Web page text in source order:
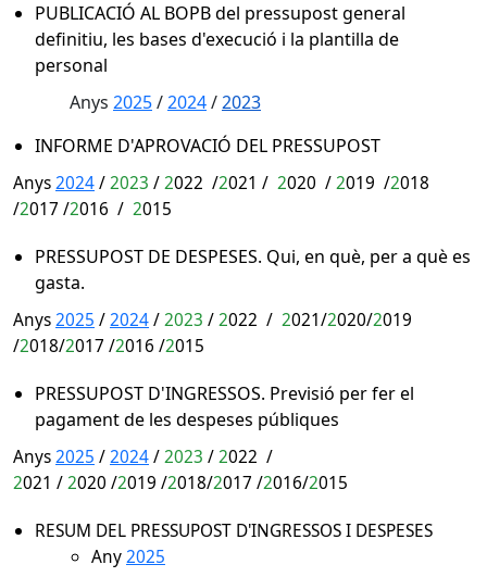
PUBLICACIÓ AL BOPB del pressupost general
definitiu, les bases d'execució i la plantilla de
personal
Anys 2025/2024/2023
INFORME D'APROVACIÓ DEL PRESSUPOST
Anys2024/2023 /2022 /2021 / 2020 /2019 /2018
/2017 /2016 / 2015
PRESSUPOST DE DESPESES. Qui, en què, per a què es
gasta.
Anys2025 /2024/2023 /2022 / 2021/2020/2019
/2018/2017 /2016 /2015
PRESSUPOST D'INGRESSOS. Previsió per fer el
pagament de les despeses públiques
Anys2025 /2024/2023 /2022 /
2021 /2020 /2019 /2018/2017 /2016/2015
RESUM DEL PRESSUPOST D'INGRESSOS I DESPESES
Any2025